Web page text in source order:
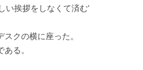
い挨拶をしなくて済む’
クの横に座った。
る。